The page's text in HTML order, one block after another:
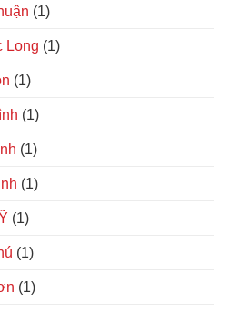
(1)
Long (1)
(1)
(1)
(1)
(1)
(1)
(1)
(1)